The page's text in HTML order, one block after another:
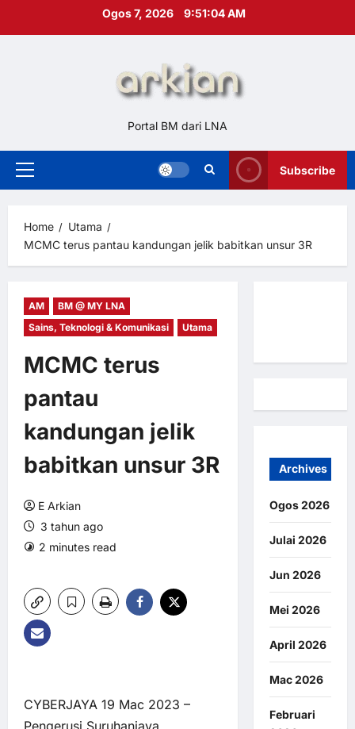
Ogos 7, 2026 9:51:05 AM
Portal BM dari LNA
Primary
Subscribe
Home
Utama
MCMC terus pantau kandungan jelik babitkan unsur 3R
AM
BM @ MY LNA
Sains, Teknologi & Komunikasi
Utama
MCMC terus
pantau
kandungan jelik
babitkan unsur 3R
E Arkian
3 tahun ago
2 minutes read
CYBERJAYA 19 Mac 2023 –
Pengerusi Suruhanjaya
Archives
Ogos 2026
Julai 2026
Jun 2026
Mei 2026
April 2026
Mac 2026
Februari